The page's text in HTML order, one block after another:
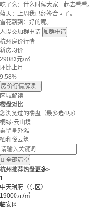
吃了么：什么时候大家一起去看看。
蓝天：上周我已经签合同了。
雪花飘飘：好的呢。
人提交加群申请 加群申请
杭州房价行情
新房均价
29083元/㎡
环比上月
9.58%
房价行情解读 
区域解读
楼盘对比
您浏览过的楼盘 （最多选4项）
桐绿·云山境
秦望星外滩
栖和悦云筑
 全部清空
杭州推荐热盘更多>
1
中天珺府（东区）
19000元/㎡
临安区